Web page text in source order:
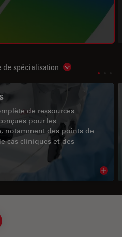
de spécialisation Show
de ressources
pour les
notamment des points de
cas cliniques et des